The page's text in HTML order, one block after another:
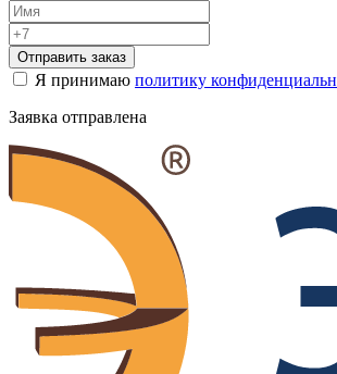
Отправить заказ
Я принимаю политику
Заявка отправлена